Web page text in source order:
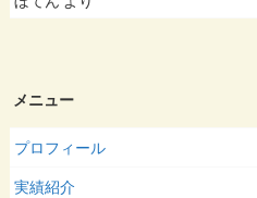
メニュー
プロフィール
実績紹介